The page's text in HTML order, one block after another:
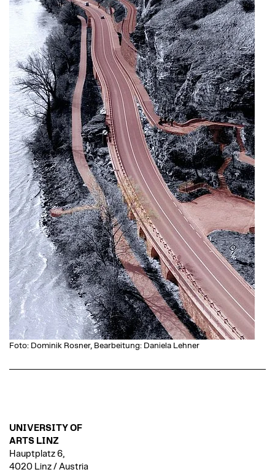
Foto: Dominik Rosner, Bearbeitung: Daniela Lehner
UNIVERSITY OF
ARTS LINZ
Hauptplatz 6,
4020 Linz / Austria